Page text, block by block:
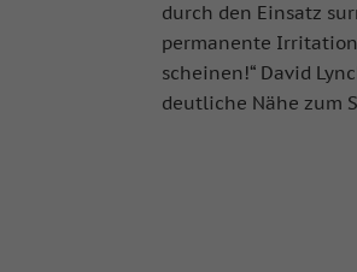
durch den Einsatz
permanente
scheinen!“ David
deutliche Nähe zum